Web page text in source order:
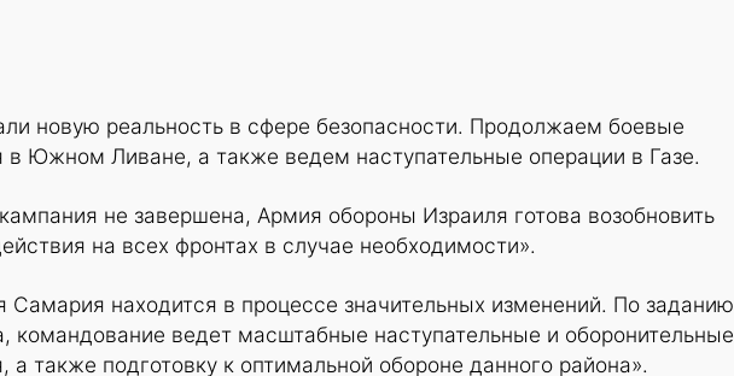
новую реальность в сфере безопасности. Продолжаем боевые
в Южном Ливане, а также ведем наступательные операции в Газе.
не завершена, Армия обороны Израиля готова возобновить
на всех фронтах в случае необходимости».
Самария находится в процессе значительных изменений. По заданию
командование ведет масштабные наступательные и оборонительные
а также подготовку к оптимальной обороне данного района».